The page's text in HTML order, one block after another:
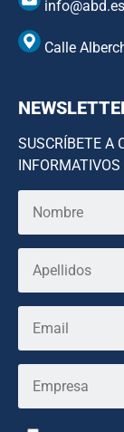
info@abd.es
Calle
SUSCRÍBETE A
INFORMATIVOS